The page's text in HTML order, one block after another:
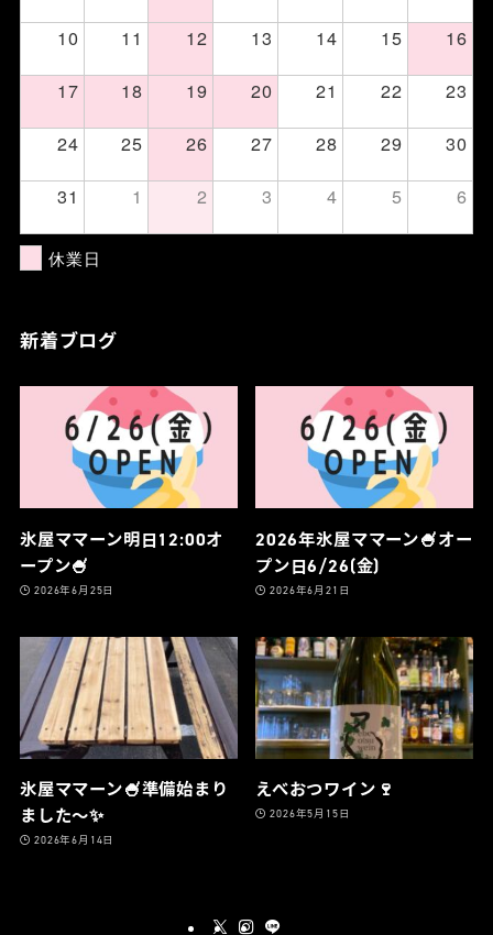
10
11 12 13 14 15
16
17
18 19 20 21 22
23
24
25 26 27 28 29
30
31
1 2 3 4 5 6
休業日
新着ブログ
氷屋ママーン明日12:00オ
ープン🍧
2026年6月25日
2026年氷屋ママーン🍧オー
プン日6/26(金)
2026年6月21日
氷屋ママーン🍧準備始まり
ました〜✨
2026年6月14日
えべおつワイン🍷
2026年5月15日